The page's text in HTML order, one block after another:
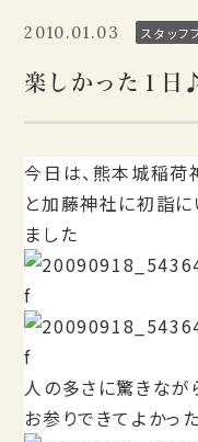
2010.01.03 スタッフ
楽しかった１
今日は、熊本城稲荷
と加藤神社に初詣に
ました
人の多さに驚きなが
お参りできてよかっ